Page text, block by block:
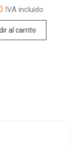
IVA incluído
al carrito